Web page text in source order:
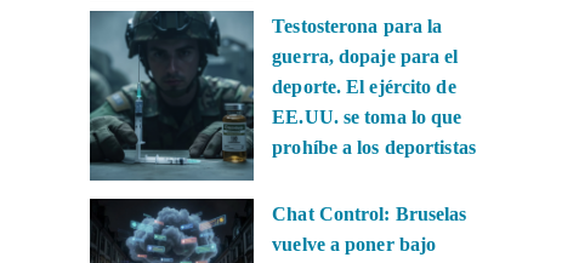
Testosterona para la
guerra, dopaje para el
deporte. El ejército de
EE.UU. se toma lo que
prohíbe a los deportistas
Chat Control: Bruselas
vuelve a poner bajo